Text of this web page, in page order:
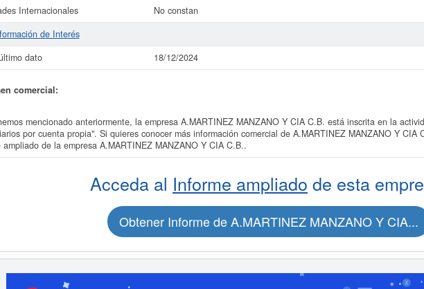
Internacionales
No constan
de Interés
dato
18/12/2024
comercial:
mencionado anteriormente, la empresa A.MARTINEZ MANZANO Y CIA C.B. está inscrita en la
por cuenta propia". Si quieres conocer más información comercial de A.MARTINEZ MANZANO Y CIA
ampliado de la empresa A.MARTINEZ MANZANO Y CIA C.B..
Acceda al Informe ampliado de esta
Obtener Informe de A.MARTINEZ MANZANO Y CIA...